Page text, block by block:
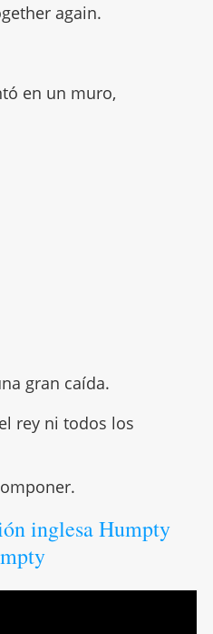
again.
en un muro,
gran caída.
rey ni todos los
inglesa Humpty